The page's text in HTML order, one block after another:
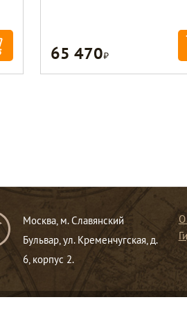
65 470Р
Москва, м. Славянский
Бульвар, ул. Кременчугская, д.
6, корпус 2.
О